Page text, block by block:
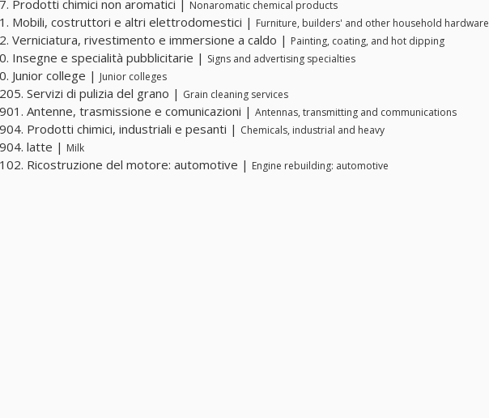
Prodotti chimici non aromatici | Nonaromatic chemical products
Mobili, costruttori e altri elettrodomestici | Furniture, builders' and other household hardware
Verniciatura, rivestimento e immersione a caldo | Painting, coating, and hot dipping
Insegne e specialità pubblicitarie | Signs and advertising specialties
Junior college | Junior colleges
Servizi di pulizia del grano | Grain cleaning services
Antenne, trasmissione e comunicazioni | Antennas, transmitting and communications
Prodotti chimici, industriali e pesanti | Chemicals, industrial and heavy
latte | Milk
Ricostruzione del motore: automotive | Engine rebuilding: automotive